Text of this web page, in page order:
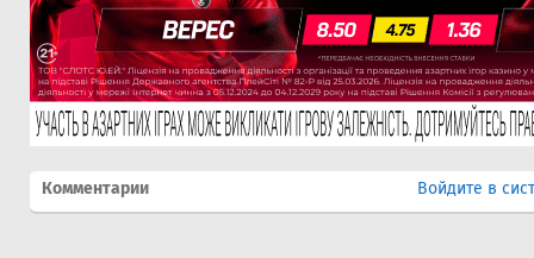
Комментарии Войдите в